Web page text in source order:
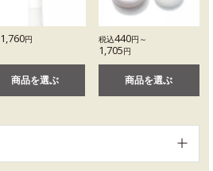
1,760円
商品を選ぶ
税込440円～
1,705円
商品を選ぶ